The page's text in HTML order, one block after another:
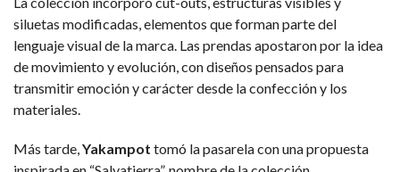
siluetas modificadas, elementos que forman parte del
lenguaje visual de la marca. Las prendas apostaron por la idea
de movimiento y evolución, con diseños pensados para
transmitir emoción y carácter desde la confección y los
materiales.
Más tarde,Yakampot tomó la pasarela con una propuesta